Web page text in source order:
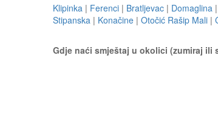
Klipinka | Ferenci | Bratljevac | Domaglina |
Stipanska | Konačine | Otočić Rašip Mali |
Gdje naći smještaj u okolici (zumiraj ili